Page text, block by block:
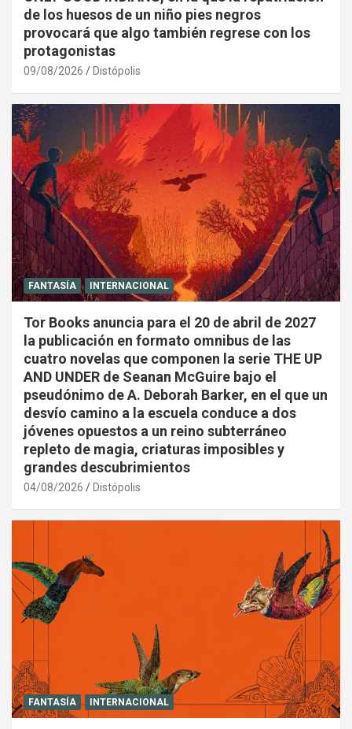
de los huesos de un niño pies negros
provocará que algo también regrese con los
protagonistas
09/08/2026 Distópolis
FANTASÍA INTERNACIONAL
Tor Books anuncia para el 20 de abril de 2027
la publicación en formato omnibus de las
cuatro novelas que componen la serie THE UP
AND UNDER de Seanan McGuire bajo el
pseudónimo de A. Deborah Barker, en el que un
desvío camino a la escuela conduce a dos
jóvenes opuestos a un reino subterráneo
repleto de magia, criaturas imposibles y
grandes descubrimientos
04/08/2026 Distópolis
FANTASÍA INTERNACIONAL